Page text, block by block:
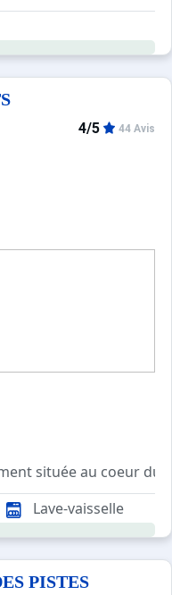
du départ des
4/5 44 Avis
située au coeur
: boulangerie,
Lave-vaisselle
PISTES